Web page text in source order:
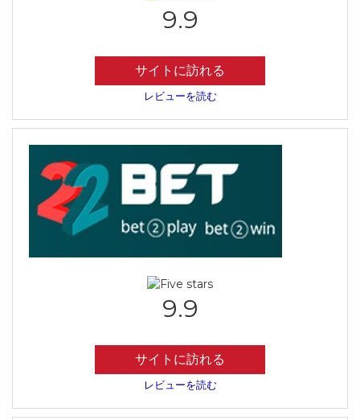
9.9
サイトに訪れる
レビューを読む
9.9
サイトに訪れる
レビューを読む